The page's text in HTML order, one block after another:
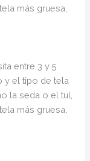
más gruesa,
entre 3 y 5
y el tipo de tela
la seda o el tul,
más gruesa,